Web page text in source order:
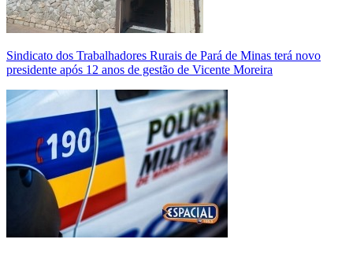
Sindicato dos Trabalhadores Rurais de Pará de Minas terá novo
presidente após 12 anos de gestão de Vicente Moreira